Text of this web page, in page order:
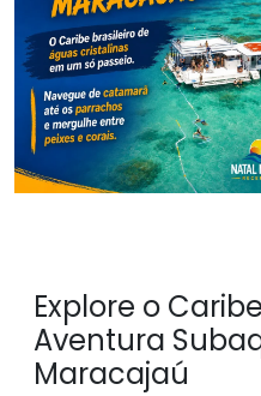
Explore o
Aventura
Maracajaú